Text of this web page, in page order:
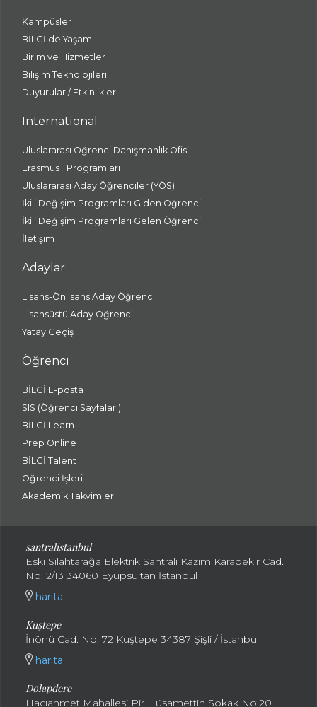
Kampüsler
BİLGİ'de Yaşam
Birim ve Hizmetler
Bilişim Teknolojileri
Duyurular / Etkinlikler
International
Uluslararası Öğrenci Danışmanlık Ofisi
Erasmus+ Programları
Uluslararası Aday Öğrenciler (YÖS)
İkili Değişim Programları Giden Öğrenci
İkili Değişim Programları Gelen Öğrenci
İletişim
Adaylar
Lisans-Önlisans Aday Öğrenci
Lisansüstü Aday Öğrenci
Yatay Geçiş
Öğrenci
BİLGİ E-posta
SIS (Öğrenci Sayfaları)
BİLGİ Learn
Prep Online
BİLGİ Talent
Öğrenci İşleri
Akademik Takvimler
santralistanbul
Eski Silahtarağa Elektrik Santralı Kazım Karabekir Cad.
No: 2/13 34060 Eyüpsultan İstanbul
harita
Kuştepe
İnönü Cad. No: 72 Kuştepe 34387 Şişli / İstanbul
harita
Dolapdere
Hacıahmet Mahallesi Pir Hüsamettin Sokak No:20